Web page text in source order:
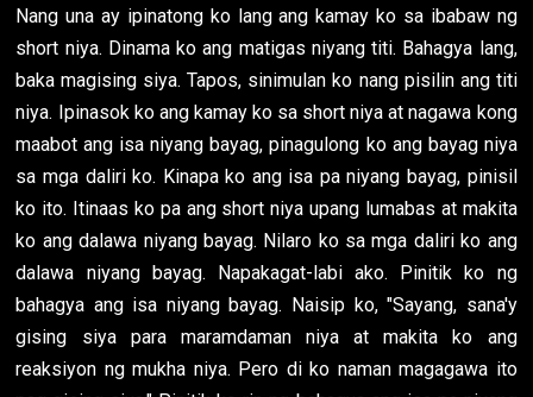
Nang una ay ipinatong ko lang ang kamay ko sa ibabaw ng
short niya. Dinama ko ang matigas niyang titi. Bahagya lang,
baka magising siya. Tapos, sinimulan ko nang pisilin ang titi
niya. Ipinasok ko ang kamay ko sa short niya at nagawa kong
maabot ang isa niyang bayag, pinagulong ko ang bayag niya
sa mga daliri ko. Kinapa ko ang isa pa niyang bayag, pinisil
ko ito. Itinaas ko pa ang short niya upang lumabas at makita
ko ang dalawa niyang bayag. Nilaro ko sa mga daliri ko ang
dalawa niyang bayag. Napakagat-labi ako. Pinitik ko ng
bahagya ang isa niyang bayag. Naisip ko, "Sayang, sana'y
gising siya para maramdaman niya at makita ko ang
reaksiyon ng mukha niya. Pero di ko naman magagawa ito